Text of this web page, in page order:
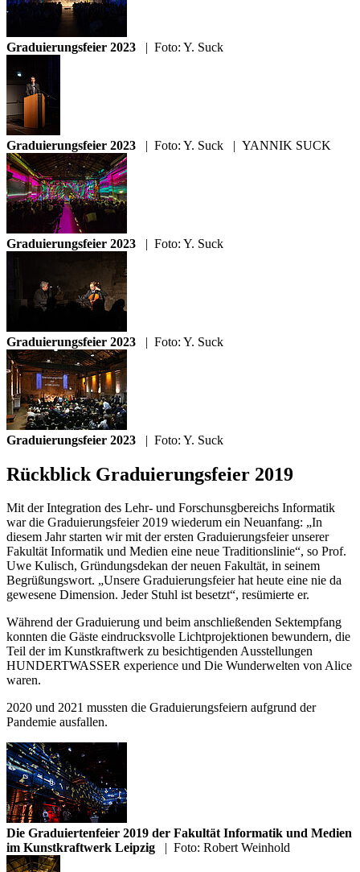
Graduierungsfeier 2023 | Foto: Y. Suck
Graduierungsfeier 2023 | Foto: Y. Suck | YANNIK SUCK
Graduierungsfeier 2023 | Foto: Y. Suck
Graduierungsfeier 2023 | Foto: Y. Suck
Graduierungsfeier 2023 | Foto: Y. Suck
Rückblick Graduierungsfeier 2019
Mit der Integration des Lehr- und Forschunsgbereichs Informatik
war die Graduierungsfeier 2019 wiederum ein Neuanfang: „In
diesem Jahr starten wir mit der ersten Graduierungsfeier unserer
Fakultät Informatik und Medien eine neue Traditionslinie“, so Prof.
Uwe Kulisch, Gründungsdekan der neuen Fakultät, in seinem
Begrüßungswort. „Unsere Graduierungsfeier hat heute eine nie da
gewesene Dimension. Jeder Stuhl ist besetzt“, resümierte er.
Während der Graduierung und beim anschließenden Sektempfang
konnten die Gäste eindrucksvolle Lichtprojektionen bewundern, die
Teil der im Kunstkraftwerk zu besichtigenden Ausstellungen
HUNDERTWASSER experience und Die Wunderwelten von Alice
waren.
2020 und 2021 mussten die Graduierungsfeiern aufgrund der
Pandemie ausfallen.
Die Graduiertenfeier 2019 der Fakultät Informatik und Medien
im Kunstkraftwerk Leipzig | Foto: Robert Weinhold